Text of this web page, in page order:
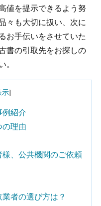
値を提示できるよう努
々も大切に扱い、次に
お手伝いをさせていた
書の引取先をお探しの
。
示]
例紹介
の理由
、公共機関のご依頼
者の選び方は？